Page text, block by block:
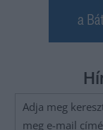
Adja meg
meg e-mail